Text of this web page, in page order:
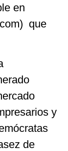
en
que
y
de